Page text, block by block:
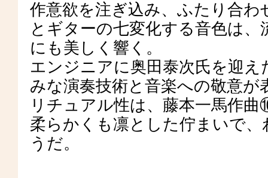
作意欲を注ぎ込み、ふたり合
とギターの七変化する音色は
にも美しく響く。
エンジニアに奥田泰次氏を迎
みな演奏技術と音楽への敬意
リチュアル性は、藤本一馬作
柔らかくも凛とした佇まいで
うだ。